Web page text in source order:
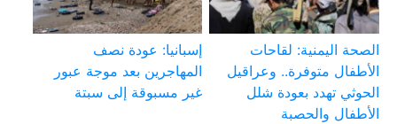
الصحة اليمنية: لقاحات
الأطفال متوفرة.. وعراقيل
الحوثي تهدد بعودة شلل
الأطفال والحصبة
إسبانيا: عودة نصف
المهاجرين بعد موجة عبور
غير مسبوقة إلى سبتة